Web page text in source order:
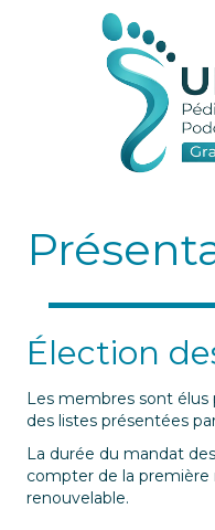
Élection
Les membres sont élus
des listes présentées
La durée du mandat
compter de la première
renouvelable.